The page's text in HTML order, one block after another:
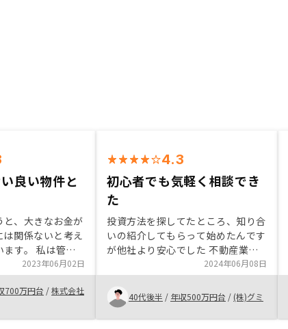
良い物件と
、大きなお金が
関係ないと考え
す。 私は管理
し、手間もかかり
た。 しかし、
、少額からスタ
利も他社より低
頂けます。 管理
2023年06月02日
700万円台 /株式会社
4.3
初心者でも気軽く相談でき
た
投資方法を探してたところ、知り合
いの紹介してもらって始めたんです
が他社より安心でした 不動産業界
がまた古くて、アプリでスムーズに
手続きできる会社が少ないと思いま
すが、renosyは結構先を行く感じ
でした アプリだけではなくライン
などと連携し、大事な通知はアラッ
2024年06月08日
40代後半 / 年収500万円台 / (株)グミ